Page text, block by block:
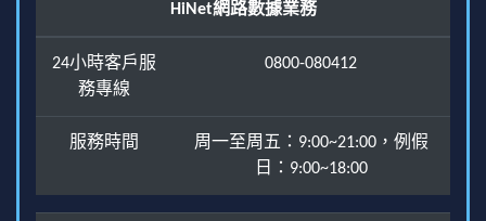
HiNet網路數據業務
24小時客戶服
務專線
0800-080412
服務時間
周一至周五：9:00~21:00，例假
日：9:00~18:00